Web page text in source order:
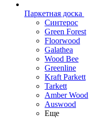
Паркетная доска
Синтерос
Green Forest
Floorwood
Galathea
Wood Bee
Greenline
Kraft Parkett
Tarkett
Amber Wood
Auswood
Еще